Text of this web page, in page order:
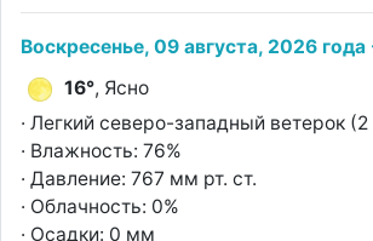
Воскресенье, 09 августа, 2026
16°, Ясно
· Легкий северо-западный ветерок
· Влажность: 76%
· Давление: 767 мм рт. ст.
· Облачность: 0%
· Осадки: 0 мм